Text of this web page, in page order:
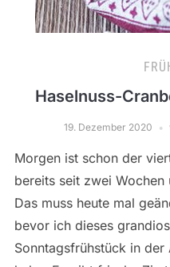
Haselnuss-
19. Dezember 2020
Morgen ist schon der
bereits seit zwei
Das muss heute mal
bevor ich dieses
Sonntagsfrühstück in